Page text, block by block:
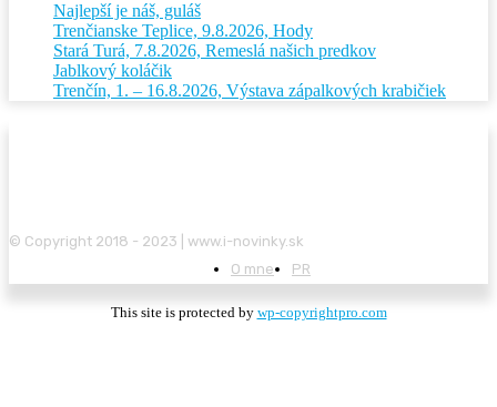
Najlepší je náš, guláš
Trenčianske Teplice, 9.8.2026, Hody
Stará Turá, 7.8.2026, Remeslá našich predkov
Jablkový koláčik
Trenčín, 1. – 16.8.2026, Výstava zápalkových krabičiek
© Copyright 2018 - 2023 | www.i-novinky.sk
O mne
PR
This site is protected by wp-copyrightpro.com